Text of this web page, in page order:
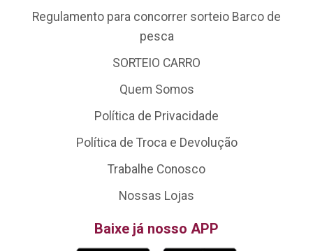
Regulamento para concorrer sorteio Barco de
pesca
SORTEIO CARRO
Quem Somos
Política de Privacidade
Política de Troca e Devolução
Trabalhe Conosco
Nossas Lojas
Baixe já nosso APP